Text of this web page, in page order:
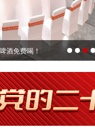
酒免费喝！